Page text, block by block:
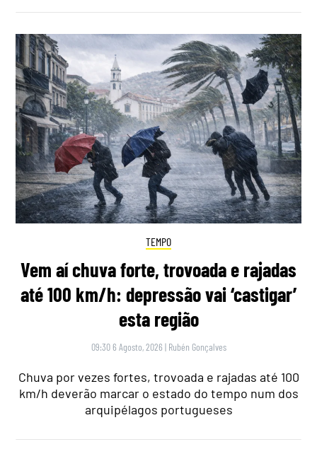
TEMPO
Vem aí chuva forte, trovoada e rajadas
até 100 km/h: depressão vai ‘castigar’
esta região
09:30 6 Agosto, 2026 | Rubén Gonçalves
Chuva por vezes fortes, trovoada e rajadas até 100
km/h deverão marcar o estado do tempo num dos
arquipélagos portugueses